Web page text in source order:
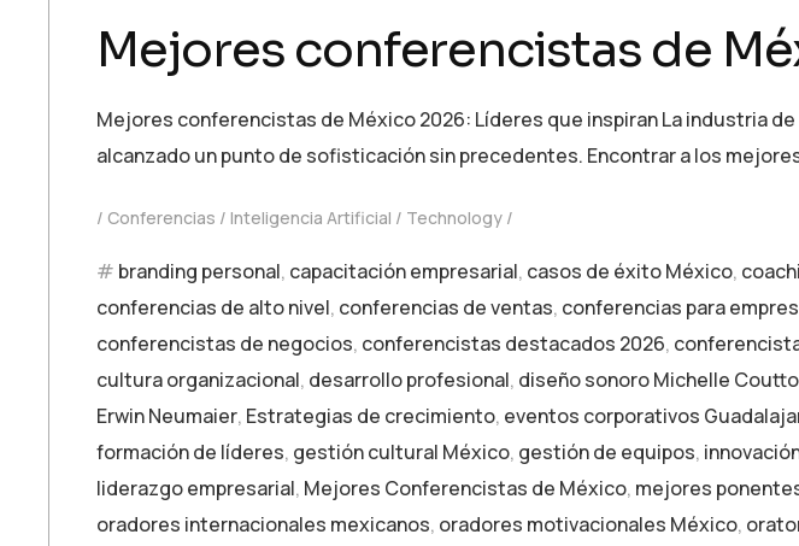
Mejores conferencistas de
Mejores conferencistas de México 2026: Líderes que inspiran La industria
alcanzado un punto de sofisticación sin precedentes. Encontrar a los
Conferencias Inteligencia Artificial Technology
branding personal, capacitación empresarial, casos de éxito México,
conferencias de alto nivel, conferencias de ventas, conferencias para
conferencistas de negocios, conferencistas destacados 2026,
cultura organizacional, desarrollo profesional, diseño sonoro Michelle
Erwin Neumaier, Estrategias de crecimiento, eventos corporativos
formación de líderes, gestión cultural México, gestión de equipos,
liderazgo empresarial, Mejores Conferencistas de México, mejores
oradores internacionales mexicanos, oradores motivacionales México,